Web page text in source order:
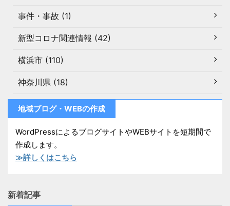
事件・事故 (1)
新型コロナ関連情報 (42)
横浜市 (110)
神奈川県 (18)
地域ブログ・WEBの作成
WordPressによるブログサイトやWEBサイトを短期間で
作成します。
≫詳しくはこちら
新着記事